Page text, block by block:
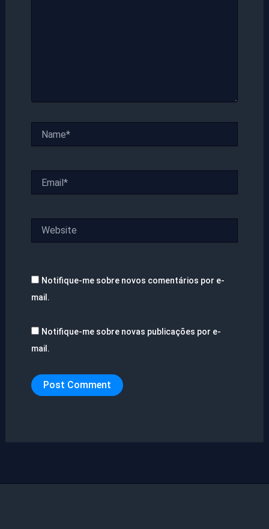
Notifique-me sobre novos comentários por e-
mail.
Notifique-me sobre novas publicações por e-
mail.